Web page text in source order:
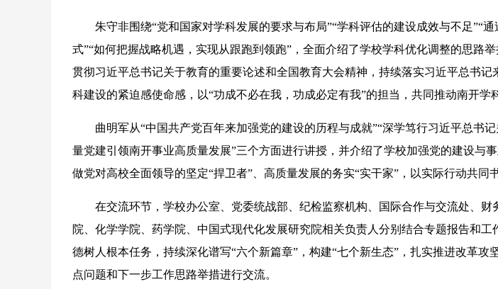
朱守非围绕“党和国家对学科发展的要求与布局”“学科评估的建设成效与不足”“通
式”“如何把握战略机遇，实现从跟跑到领跑”，全面介绍了学校学科优化调整的思路
贯彻习近平总书记关于教育的重要论述和全国教育大会精神，持续落实习近平总书
科建设的紧迫感使命感，以“功成不必在我，功成必定有我”的担当，共同推动南开学
曲明军从“中国共产党百年来加强党的建设的历程与成就”“深学笃行习近平总书记
量党建引领南开事业高质量发展”三个方面进行讲授，并介绍了学校加强党的建设与
做党对高校全面领导的坚定“捍卫者”、高质量发展的务实“实干家”，以实际行动共同
在交流环节，学校办公室、党委统战部、纪检监察机构、国际合作与交流处、财
院、化学学院、药学院、中国式现代化发展研究院相关负责人分别结合专题报告和
德树人根本任务，持续深化谱写“六个新篇章”，构建“七个新生态”，扎实推进改革攻
点问题和下一步工作思路举措进行交流。